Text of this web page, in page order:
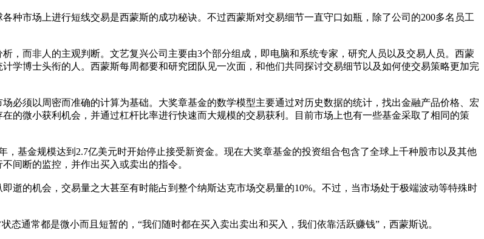
市场上进行短线交易是西蒙斯的成功秘诀。不过西蒙斯对交易细节一直守口如瓶，除了公司的200多名员工
而非人的主观判断。文艺复兴公司主要由3个部分组成，即电脑和系统专家，研究人员以及交易人员。西蒙
学博士头衔的人。西蒙斯每周都要和研究团队见一次面，和他们共同探讨交易细节以及如何使交易策略更加完
须以周密而准确的计算为基础。大奖章基金的数学模型主要通过对历史数据的统计，找出金融产品价格、宏
的微小获利机会，并通过杠杆比率进行快速而大规模的交易获利。目前市场上也有一些基金采取了相同的策
金规模达到2.7亿美元时开始停止接受新资金。现在大奖章基金的投资组合包含了全球上千种股市以及其他
间断的监控，并作出买入或卖出的指令。
的机会，交易量之大甚至有时能占到整个纳斯达克市场交易量的10%。不过，当市场处于极端波动等特殊时
通常都是微小而且短暂的，“我们随时都在买入卖出卖出和买入，我们依靠活跃赚钱”，西蒙斯说。